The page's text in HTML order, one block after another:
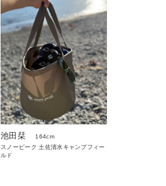
池田栞
164cm
スノーピーク 土佐清水キャンプフィー
ルド